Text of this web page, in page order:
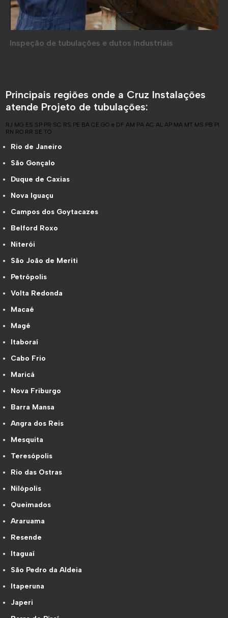
Inspeção de tubulações e dutos industriais
Principais regiões onde a Cruz Instalações
atende Projeto de tubulações:
RJ MG ES SP PR SC RS PE BA CE GO e DF AM PA AC AL AP MA MT MS PB PI
RN RO RR SE TO
Rio de Janeiro
São Gonçalo
Duque de Caxias
Nova Iguaçu
Campos dos Goytacazes
Belford Roxo
Niterói
São João de Meriti
Petrópolis
Volta Redonda
Macaé
Magé
Itaboraí
Cabo Frio
Maricá
Nova Friburgo
Barra Mansa
Angra dos Reis
Mesquita
Teresópolis
Rio das Ostras
Nilópolis
Queimados
Araruama
Resende
Itaguaí
São Pedro da Aldeia
Itaperuna
Japeri